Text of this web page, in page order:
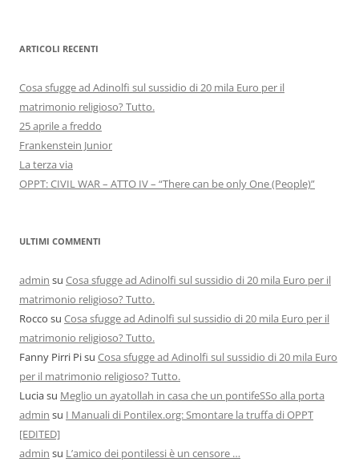
ARTICOLI RECENTI
Cosa sfugge ad Adinolfi sul sussidio di 20 mila Euro per il
matrimonio religioso? Tutto.
25 aprile a freddo
Frankenstein Junior
La terza via
OPPT: CIVIL WAR – ATTO IV – “There can be only One (People)”
ULTIMI COMMENTI
admin su Cosa sfugge ad Adinolfi sul sussidio di 20 mila Euro per il
matrimonio religioso? Tutto.
Rocco su Cosa sfugge ad Adinolfi sul sussidio di 20 mila Euro per il
matrimonio religioso? Tutto.
Fanny Pirri Pisu Cosa sfugge ad Adinolfi sul sussidio di 20 mila Euro
per il matrimonio religioso? Tutto.
Luciasu Meglio un ayatollah in casa che un pontifeSSo alla porta
admin su I Manuali di Pontilex.org: Smontare la truffa di OPPT
[EDITED]
admin su L’amico dei pontilessi è un censore …